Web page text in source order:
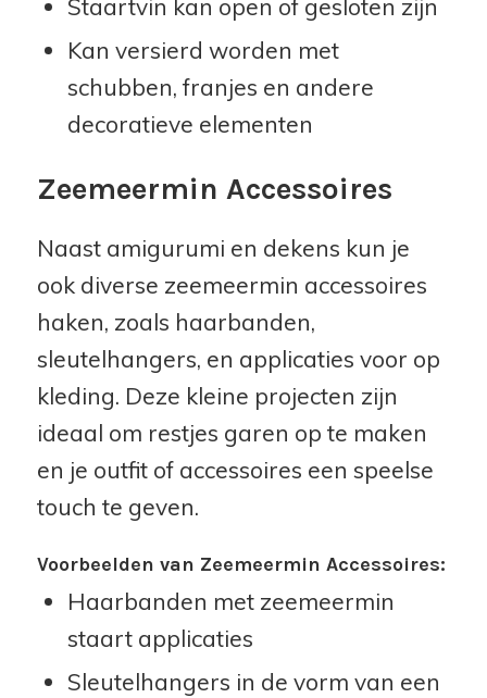
Staartvin kan open of gesloten zijn
Kan versierd worden met
schubben, franjes en andere
decoratieve elementen
Zeemeermin Accessoires
Naast amigurumi en dekens kun je
ook diverse zeemeermin accessoires
haken, zoals haarbanden,
sleutelhangers, en applicaties voor op
kleding. Deze kleine projecten zijn
ideaal om restjes garen op te maken
en je outfit of accessoires een speelse
touch te geven.
Voorbeelden van Zeemeermin Accessoires:
Haarbanden met zeemeermin
staart applicaties
Sleutelhangers in de vorm van een